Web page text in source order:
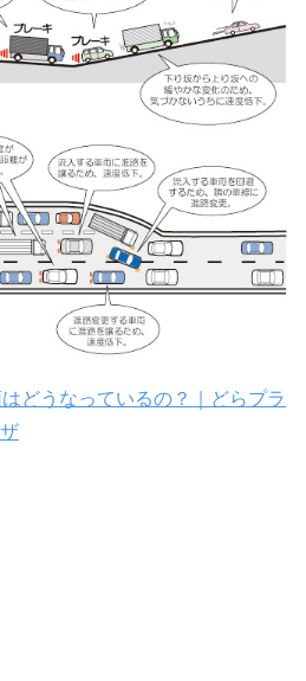
どうなっているの？｜どらプラ